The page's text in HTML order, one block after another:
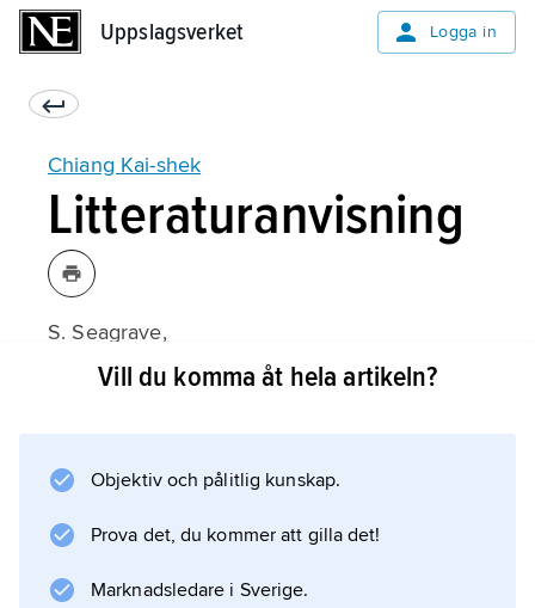
Uppslagsverket Logga in
Chiang Kai-shek
Litteraturanvisning
S. Seagrave,
The Soong Dynasty
Vill du komma åt hela artikeln?
Objektiv och pålitlig kunskap.
Prova det, du kommer att gilla det!
Marknadsledare i Sverige.